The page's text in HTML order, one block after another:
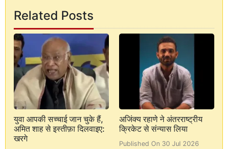
Related Posts
युवा आपकी सच्चाई जान चुके हैं,
अमित शाह से इस्तीफ़ा दिलवाइए:
खरगे
अजिंक्य रहाणे ने अंतरराष्ट्रीय
क्रिकेट से संन्यास लिया
Published On 30 Jul 2026